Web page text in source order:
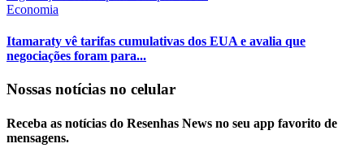
Economia
Itamaraty vê tarifas cumulativas dos EUA e avalia que
negociações foram para...
Nossas notícias no celular
Receba as notícias do Resenhas News no seu app favorito de
mensagens.